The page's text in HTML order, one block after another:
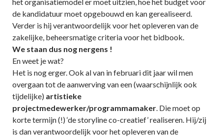
de kandidatuur moet opgebouwd en kan gerealiseerd.
Verder is hij verantwoordelijk voor het opleveren van de
zakelijke, beheersmatige criteria voor het bidbook.
We staan dus nog nergens !
En weet je wat?
Het is nog erger. Ook al van in februari dit jaar wil men
overgaan tot de aanwerving van een (waarschijnlijk ook
tijdelijke) artistieke
projectmedewerker/programmamaker. Die moet op
korte termijn (!) ‘de storyline co-creatief’ realiseren. Hij/zij
is dan verantwoordelijk voor het opleveren van de